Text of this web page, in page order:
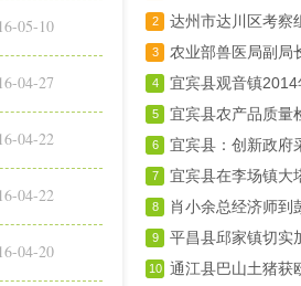
05-10
04-27
04-22
04-22
04-20
2
3
4
5
6
7
8
9
10